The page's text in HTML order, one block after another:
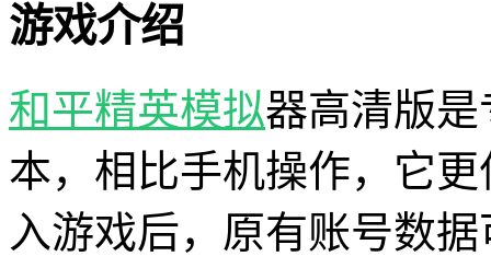
游戏介绍
和平精英模拟器高清版
本，相比手机操作，它
入游戏后，原有账号数